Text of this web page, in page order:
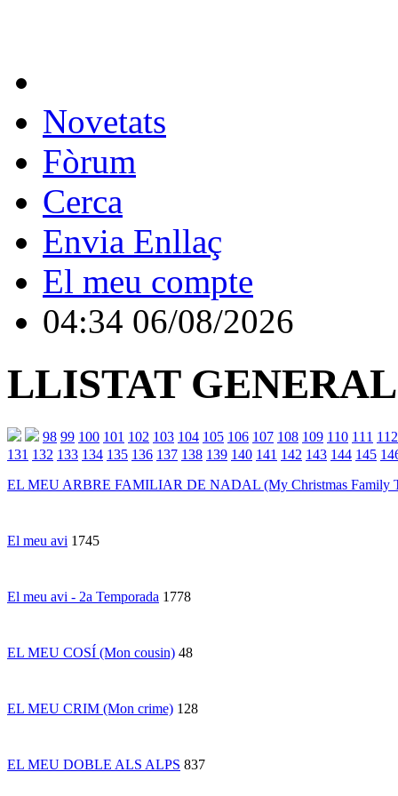
Novetats
Fòrum
Cerca
Envia Enllaç
El meu compte
04:34 06/08/2026
LLISTAT
98 99 100 101 102 103 104 105 106 107 108 109 110 111 112
131 132 133 134 135 136 137 138 139 140 141 142 143 144 145
EL MEU ARBRE FAMILIAR DE NADAL (My Christmas Family
El meu avi 1745
El meu avi - 2a Temporada 1778
EL MEU COSÍ (Mon cousin) 48
EL MEU CRIM (Mon crime) 128
EL MEU DOBLE ALS ALPS 837